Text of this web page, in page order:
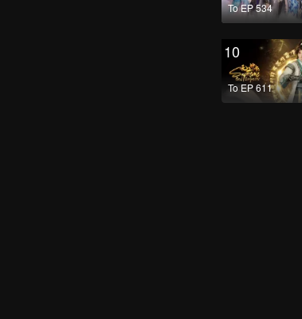
To EP 534
10
To EP 611